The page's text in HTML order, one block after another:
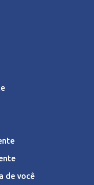
de você